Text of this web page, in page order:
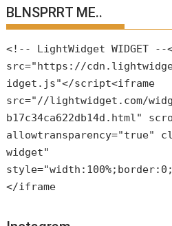
BLNSPRRT ME..
<!-- LightWidget WIDGET
src="https://
idget.js"</script<iframe
src="//lightwidget.com/
b17c34ca622db14d.html"
allowtransparency="true"
widget"
</iframe